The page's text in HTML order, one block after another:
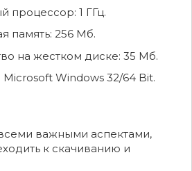
процессор: 1 ГГц.
память: 256 Мб.
на жестком диске: 35 Мб.
Windows 32/64 Bit.
важными аспектами,
к скачиванию и